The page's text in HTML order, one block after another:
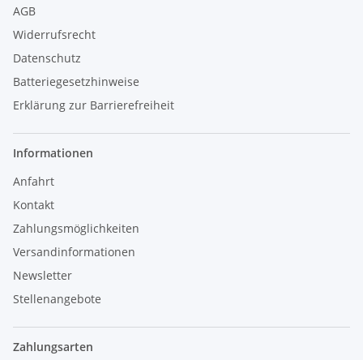
AGB
Widerrufsrecht
Datenschutz
Batteriegesetzhinweise
Erklärung zur Barrierefreiheit
Informationen
Anfahrt
Kontakt
Zahlungsmöglichkeiten
Versandinformationen
Newsletter
Stellenangebote
Zahlungsarten